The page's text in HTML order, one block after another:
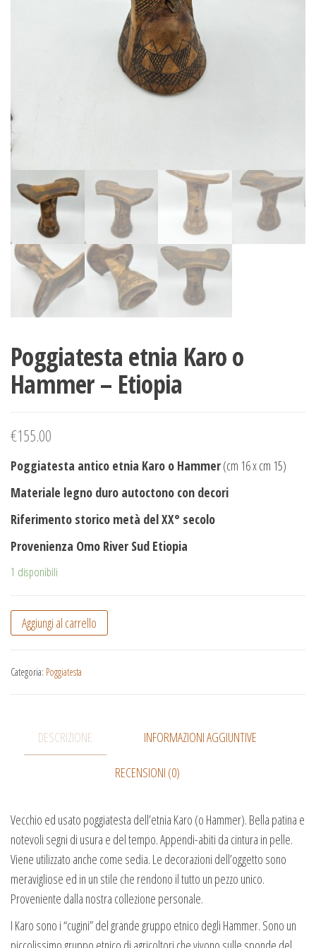
Poggiatesta etnia Karo o
Hammer – Etiopia
€155.00
Poggiatesta antico etnia Karo o Hammer(cm 16 x cm 15)
Materiale legno duro autoctono con decori
Riferimento storico metà del XX° secolo
Provenienza Omo River Sud Etiopia
1 disponibili
Aggiungi al carrello
Categoria: Poggiatesta
DESCRIZIONE INFORMAZIONI AGGIUNTIVE
RECENSIONI (0)
Vecchio ed usato poggiatesta dell’etnia Karo (o Hammer). Bella patina e
notevoli segni di usura e del tempo. Appendi-abiti da cintura in pelle.
Viene utilizzato anche come sedia. Le decorazioni dell’oggetto sono
meravigliose ed in un stile che rendono il tutto un pezzo unico.
Proveniente dalla nostra collezione personale.
I Karo sono i “cugini” del grande gruppo etnico degli Hammer. Sono un